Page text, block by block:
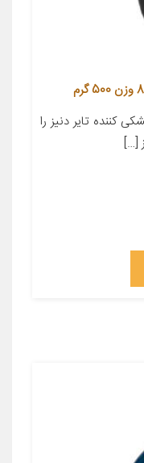
کننده تایر دنیز را
[…]